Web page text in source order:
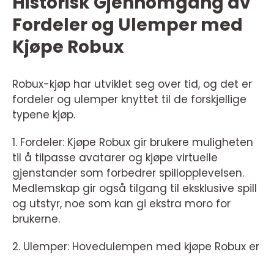
Fordeler og Ulemper med
Kjøpe Robux
Robux-kjøp har utviklet seg over tid, og det er
fordeler og ulemper knyttet til de forskjellige
typene kjøp.
1. Fordeler: Kjøpe Robux gir brukere muligheten
til å tilpasse avatarer og kjøpe virtuelle
gjenstander som forbedrer spillopplevelsen.
Medlemskap gir også tilgang til eksklusive spill
og utstyr, noe som kan gi ekstra moro for
brukerne.
2. Ulemper: Hovedulempen med kjøpe Robux er